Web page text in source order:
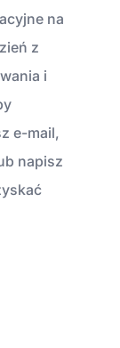
na
z
i
e-mail,
napisz